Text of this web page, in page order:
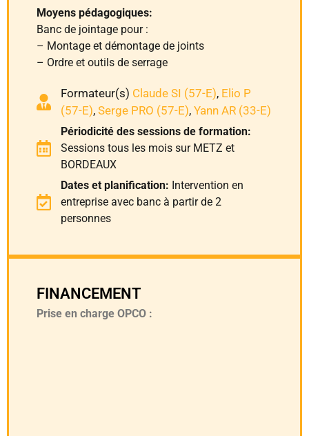
Moyens pédagogiques:
Banc de jointage pour :
– Montage et démontage de joints
– Ordre et outils de serrage
Formateur(s) Claude SI (57-E), Elio P
(57-E), Serge PRO (57-E), Yann AR (33-E)
Périodicité des sessions de formation:
Sessions tous les mois sur METZ et
BORDEAUX
Dates et planification: Intervention en
entreprise avec banc à partir de 2
personnes
FINANCEMENT
Prise en charge OPCO :